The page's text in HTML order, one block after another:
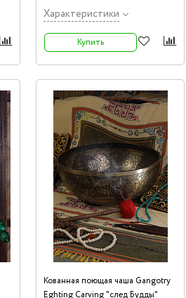
Характеристики
Купить
Кованная поющая чаша Gangotry
Eghting Carving "след Будды"